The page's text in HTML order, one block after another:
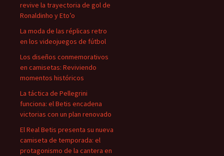
revive la trayectoria de gol de
Ronaldinho y Eto’o
La moda de las réplicas retro
en los videojuegos de fútbol
Los diseños conmemorativos
en camisetas: Reviviendo
momentos históricos
La táctica de Pellegrini
funciona: el Betis encadena
victorias con un plan renovado
El Real Betis presenta su nueva
camiseta de temporada: el
protagonismo de la cantera en